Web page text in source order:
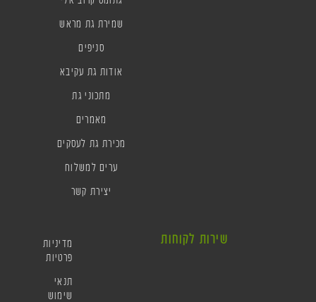
שמירת גת מראש
סניפים
אודות גת עקיבא
מתכוני גת
מאמרים
מכירת גת לעסקים
ערים למשלוח
יצירת קשר
שירות לקוחות
מדיניות
פרטיות
תנאי
שימוש